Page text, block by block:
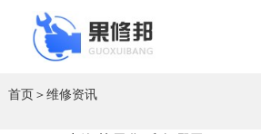
首页＞维修资讯